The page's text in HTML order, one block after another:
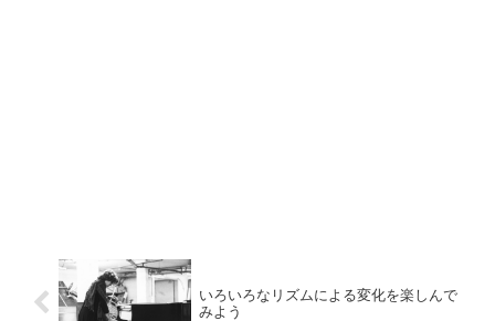
いろいろなリズムによる変化を楽しんで
みよう